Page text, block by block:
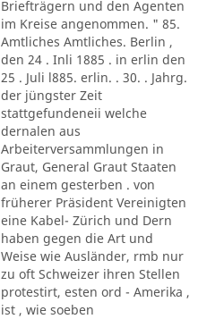
Briefträgern und den Agenten
im Kreise angenommen. " 85.
Amtliches Amtliches. Berlin ,
den 24 . Inli 1885 . in erlin den
25 . Juli l885. erlin. . 30. . Jahrg.
der jüngster Zeit
stattgefundeneii welche
dernalen aus
Arbeiterversammlungen in
Graut, General Graut Staaten
an einem gesterben . von
früherer Präsident Vereinigten
eine Kabel- Zürich und Dern
haben gegen die Art und
Weise wie Ausländer, rmb nur
zu oft Schweizer ihren Stellen
protestirt, esten ord - Amerika ,
ist , wie soeben